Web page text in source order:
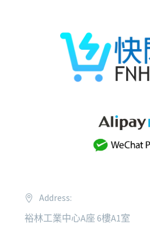
Address:
裕林工業中心A座 6樓A1室